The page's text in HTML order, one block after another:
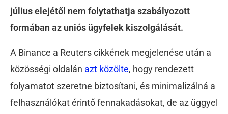
július elejétől nem folytathatja szabályozott
formában az uniós ügyfelek kiszolgálását.
A Binance a Reuters cikkének megjelenése után a
közösségi oldalán azt közölte, hogy rendezett
folyamatot szeretne biztosítani, és minimalizálná a
felhasználókat érintő fennakadásokat, de az üggyel